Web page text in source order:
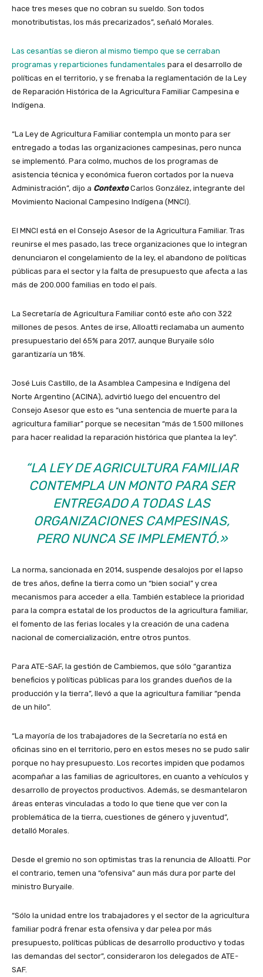
hace tres meses que no cobran su sueldo. Son todos
monotributistas, los más precarizados”, señaló Morales.
Las cesantías se dieron al mismo tiempo que se cerraban
programas y reparticiones fundamentales para el desarrollo de
políticas en el territorio, y se frenaba la reglamentación de la Ley
de Reparación Histórica de la Agricultura Familiar Campesina e
Indígena.
“La Ley de Agricultura Familiar contempla un monto para ser
entregado a todas las organizaciones campesinas, pero nunca
se implementó. Para colmo, muchos de los programas de
asistencia técnica y económica fueron cortados por la nueva
Administración”, dijo a ContextoCarlos González, integrante del
Movimiento Nacional Campesino Indígena (MNCI).
El MNCI está en el Consejo Asesor de la Agricultura Familiar. Tras
reunirse el mes pasado, las trece organizaciones que lo integran
denunciaron el congelamiento de la ley, el abandono de políticas
públicas para el sector y la falta de presupuesto que afecta a las
más de 200.000 familias en todo el país.
La Secretaría de Agricultura Familiar contó este año con 322
millones de pesos. Antes de irse, Alloatti reclamaba un aumento
presupuestario del 65% para 2017, aunque Buryaile sólo
garantizaría un 18%.
José Luis Castillo, de la Asamblea Campesina e Indígena del
Norte Argentino (ACINA), advirtió luego del encuentro del
Consejo Asesor que esto es “una sentencia de muerte para la
agricultura familiar” porque se necesitan “más de 1.500 millones
para hacer realidad la reparación histórica que plantea la ley”.
“LA LEY DE AGRICULTURA FAMILIAR
CONTEMPLA UN MONTO PARA SER
ENTREGADO A TODAS LAS
ORGANIZACIONES CAMPESINAS,
PERO NUNCA SE IMPLEMENTÓ.»
La norma, sancionada en 2014, suspende desalojos por el lapso
de tres años, define la tierra como un “bien social” y crea
mecanismos para acceder a ella. También establece la prioridad
para la compra estatal de los productos de la agricultura familiar,
el fomento de las ferias locales y la creación de una cadena
nacional de comercialización, entre otros puntos.
Para ATE-SAF, la gestión de Cambiemos, que sólo “garantiza
beneficios y políticas públicas para los grandes dueños de la
producción y la tierra”, llevó a que la agricultura familiar “penda
de un hilo”.
“La mayoría de los trabajadores de la Secretaría no está en
oficinas sino en el territorio, pero en estos meses no se pudo salir
porque no hay presupuesto. Los recortes impiden que podamos
acompañar a las familias de agricultores, en cuanto a vehículos y
desarrollo de proyectos productivos. Además, se desmantelaron
áreas enteras vinculadas a todo lo que tiene que ver con la
problemática de la tierra, cuestiones de género y juventud”,
detalló Morales.
Desde el gremio no son optimistas tras la renuncia de Alloatti. Por
el contrario, temen una “ofensiva” aun más dura por parte del
ministro Buryaile.
“Sólo la unidad entre los trabajadores y el sector de la agricultura
familiar podrá frenar esta ofensiva y dar pelea por más
presupuesto, políticas públicas de desarrollo productivo y todas
las demandas del sector”, consideraron los delegados de ATE-
SAF.